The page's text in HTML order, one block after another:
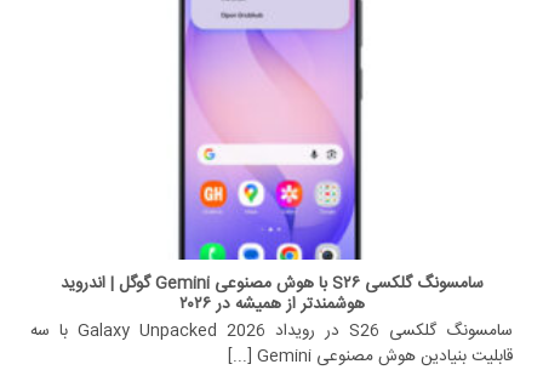
سامسونگ گلکسی S۲۶ با هوش مصنوعی Gemini گوگل | اندروید
هوشمندتر از همیشه در ۲۰۲۶
سامسونگ گلکسی S26 در رویداد Galaxy Unpacked 2026 با سه
قابلیت بنیادین هوش مصنوعی Gemini [...]